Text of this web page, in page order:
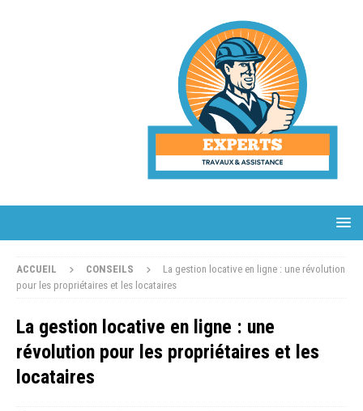
ACCUEIL CONSEILS
La gestion locative en ligne : une révolution
pour les propriétaires et les locataires
La gestion locative en ligne : une
révolution pour les propriétaires et les
locataires